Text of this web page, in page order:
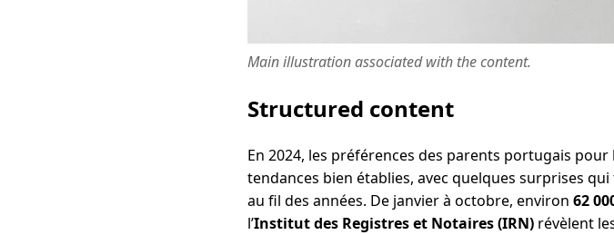
Main illustration associated with the content.
Structured content
En 2024, les préférences des parents portugais
tendances bien établies, avec quelques surprises
au fil des années. De janvier à octobre, environ 62
l’Institut des Registres et Notaires (IRN) révèlent